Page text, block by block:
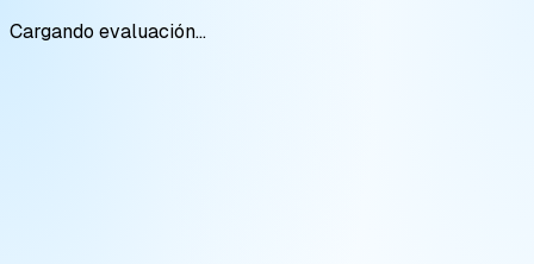
Cargando evaluación...